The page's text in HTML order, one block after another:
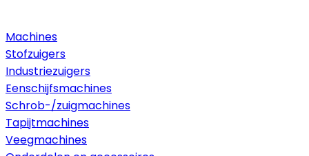
Machines
Stofzuigers
Industriezuigers
Eenschijfsmachines
Schrob-/zuigmachines
Tapijtmachines
Veegmachines